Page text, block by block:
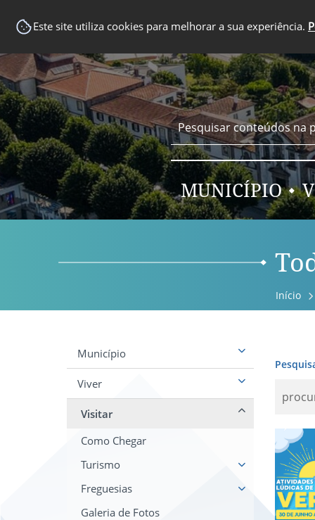
Este site utiliza cookies para melhorar a sua experiência.
MUNICÍPIO
Início
Município
Viver
Visitar
Como Chegar
Turismo
Freguesias
Galeria de Fotos